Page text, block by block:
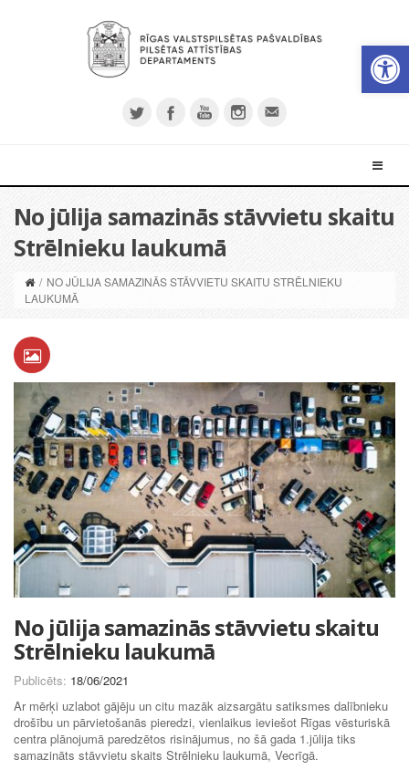
No jūlija samazinās stāvvietu skaitu
Strēlnieku laukumā
/ NO JŪLIJA SAMAZINĀS STĀVVIETU SKAITU STRĒLNIEKU
LAUKUMĀ
No jūlija samazinās stāvvietu skaitu
Strēlnieku laukumā
Publicēts: 18/06/2021
Ar mērķi uzlabot gājēju un citu mazāk aizsargātu satiksmes dalībnieku
drošību un pārvietošanās pieredzi, vienlaikus ieviešot Rīgas vēsturiskā
centra plānojumā paredzētos risinājumus, no šā gada 1.jūlija tiks
samazināts stāvvietu skaits Strēlnieku laukumā, Vecrīgā.